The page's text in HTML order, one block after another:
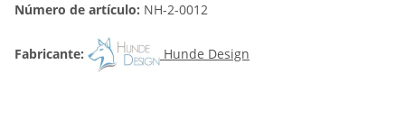
Número de artículo: NH-2-0012
Fabricante: Hunde Design